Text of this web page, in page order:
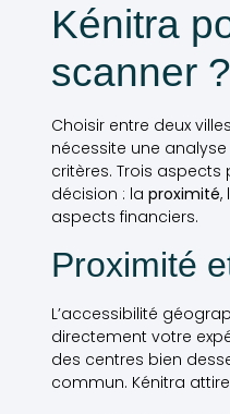
Kénitra
scanner ?
Choisir entre deux
nécessite une
critères. Trois
décision : la proximité,
aspects financiers.
Proximité
L’accessibilité
directement votre
des centres bien
commun. Kénitra